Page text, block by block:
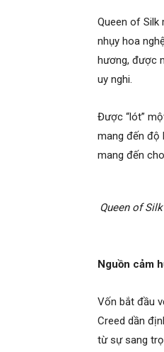
Queen of Silk
nhụy hoa
hương, được
uy nghi.
Được “lót”
mang đến độ
mang đến
Queen of
Nguồn cảm
Vốn bắt đầu
Creed dần
từ sự sang